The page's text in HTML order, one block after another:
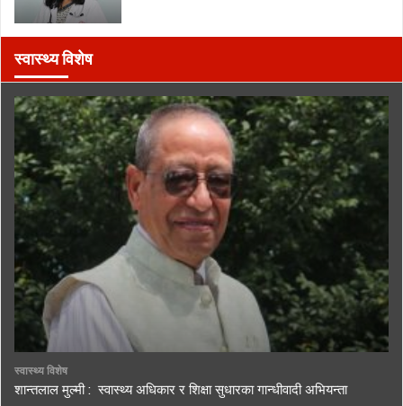
स्वास्थ्य विशेष
स्वास्थ्य विशेष
शान्तलाल मुल्मी : स्वास्थ्य अधिकार र शिक्षा सुधारका गान्धीवादी अभियन्ता